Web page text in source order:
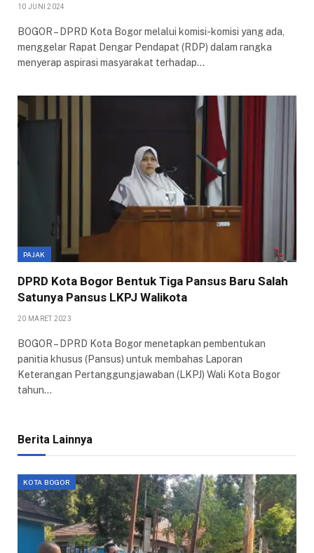
10 JUNI 2024
BOGOR – DPRD Kota Bogor melalui komisi-komisi yang ada,
menggelar Rapat Dengar Pendapat (RDP) dalam rangka
menyerap aspirasi masyarakat terhadap…
PAJAK
DPRD Kota Bogor Bentuk Tiga Pansus Baru Salah
Satunya Pansus LKPJ Walikota
20 MARET 2023
BOGOR – DPRD Kota Bogor menetapkan pembentukan
panitia khusus (Pansus) untuk membahas Laporan
Keterangan Pertanggungjawaban (LKPJ) Wali Kota Bogor
tahun…
Berita Lainnya
KOTA BOGOR